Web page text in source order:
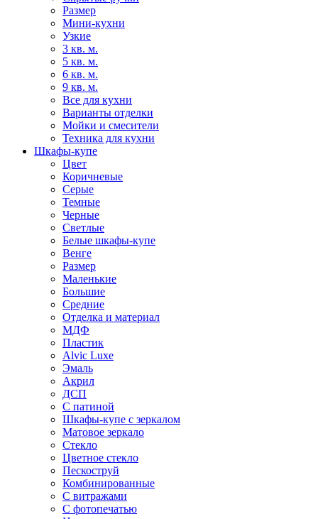
Размер
Мини-кухни
Узкие
3 кв. м.
5 кв. м.
6 кв. м.
9 кв. м.
Все для кухни
Варианты отделки
Мойки и смесители
Техника для кухни
Шкафы-купе
Цвет
Коричневые
Серые
Темные
Черные
Светлые
Белые шкафы-купе
Венге
Размер
Маленькие
Большие
Средние
Отделка и материал
МДФ
Пластик
Alvic Luxe
Эмаль
Акрил
ДСП
С патиной
Шкафы-купе с зеркалом
Матовое зеркало
Стекло
Цветное стекло
Пескоструй
Комбинированные
С витражами
С фотопечатью